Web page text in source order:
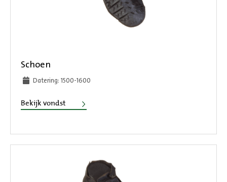
Schoen
Datering: 1500-1600
Bekijk vondst Schoen